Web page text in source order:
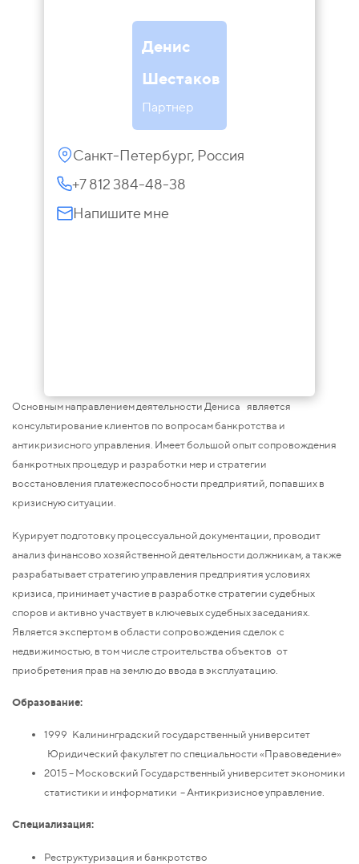
Денис
Шестаков
Партнер
Санкт-Петербург, Россия
+7 812 384-48-38
Напишите мне
Основным направлением деятельности Дениса является
консультирование клиентов по вопросам банкротства и
антикризисного управления. Имеет большой опыт сопровождения
банкротных процедур и разработки мер и стратегии
восстановления платежеспособности предприятий, попавших в
кризисную ситуации.
Курирует подготовку процессуальной документации, проводит
анализ финансово хозяйственной деятельности должникам, а также
разрабатывает стратегию управления предприятия условиях
кризиса, принимает участие в разработке стратегии судебных
споров и активно участвует в ключевых судебных заседаниях.
Является экспертом в области сопровождения сделок с
недвижимостью, в том числе строительства объектов от
приобретения прав на землю до ввода в эксплуатацию.
Образование:
1999 Калининградский государственный университет
Юридический факультет по специальности «Правоведение»
2015 – Московский Государственный университет экономики
статистики и информатики – Антикризисное управление.
Специализация:
Реструктуризация и банкротство